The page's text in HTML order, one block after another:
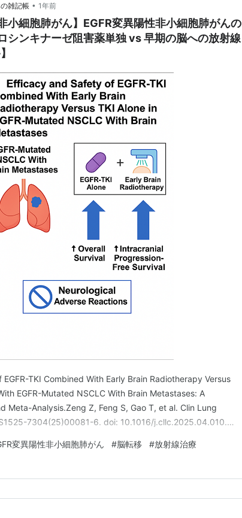
雑記帳 • 1年前
小細胞肺がん】EGFR変異陽性非小細胞肺がんの
シンキナーゼ阻害薬単独 vs 早期の脳への放射線
TKI Combined With Early Brain Radiotherapy Versus
EGFR-Mutated NSCLC With Brain Metastases: A
Meta-Analysis.Zeng Z, Feng S, Gao T, et al. Clin Lung
7304(25)00081-6. doi: 10.1016/j.cllc.2025.04.010.…
変異陽性非小細胞肺がん #脳転移 #放射線治療